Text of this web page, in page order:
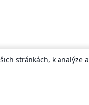
stránkách, k